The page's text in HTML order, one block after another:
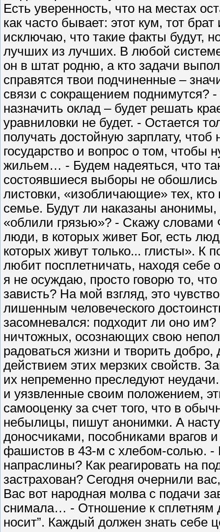
Есть уверенность, что на местах
как часто бывает: этот кум, тот
исключаю, что такие факты будут,
лучших из лучших. В любой
он в штат родню, а кто задачи
справятся твои подчиненные –
связи с сокращением поднимутся?
назначить оклад – будет решать
уравниловки не будет. - Остается
получать достойную зарплату,
государство и вопрос о том,
жильем… - Будем надеяться, что
состоявшиеся выборы не обошлись
листовки, «изобличающие» тех,
семье. Будут ли наказаны
«облили грязью»? - Скажу
люди, в которых живет Бог, есть
которых живут только... глисты». К
любит посплетничать, находя
я не осуждаю, просто говорю то,
зависть? На мой взгляд, это
лишенным человеческого
засомневался: подходит ли оно
ничтожных, осознающих свою
радоваться жизни и творить
действием этих мерзких свойств.
их непременно преследуют
и уязвленные своим положением,
самооценку за счет того, что в
небылицы, пишут анонимки. А
доносчиками, пособниками врагов
фашистов в 43-м с хлебом-солью. -
напраслины? Как реагировать на
застрахован? Сегодня очернили
Вас вот народная молва с подачи
снимала… - Отношение к сплетням
носит”. Каждый должен знать себе